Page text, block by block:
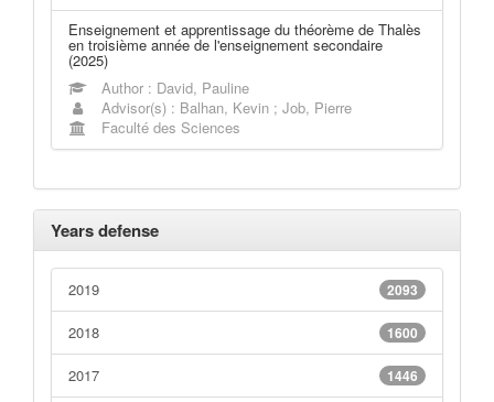
Enseignement et apprentissage du théorème de Thalès
en troisième année de l'enseignement secondaire
(2025)
Author : David, Pauline
Advisor(s) : Balhan, Kevin ; Job, Pierre
Faculté des Sciences
Years defense
2093
2019
1600
2018
1446
2017